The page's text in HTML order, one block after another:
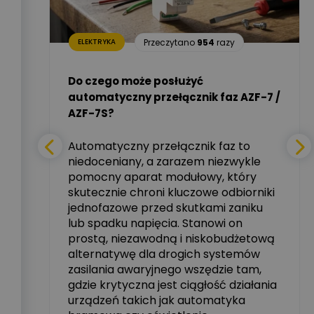
Dariusz Placek
Ekspert mgr inż.
elektronik i informatyk,
Hager Polska Sp. z o.o.
Zadaj pytanie
Ekspert
Ekspert ABB
Ekspert, ABB Zadaj pytanie
Michał Szulborski
Ekspert ETI - Dr inż. w
dziedzinie Aparatów
Elektrycznych / Senior
R&D Scientist / Product
Manager
Zadaj pytanie
ELEKTRYKA Przeczytano 954 razy
Do czego może posłużyć
automatyczny przełącznik faz AZF-7 /
AZF-7S?
Automatyczny przełącznik faz to
niedoceniany, a zarazem niezwykle
pomocny aparat modułowy, który
skutecznie chroni kluczowe odbiorniki
jednofazowe przed skutkami zaniku
lub spadku napięcia. Stanowi on
prostą, niezawodną i niskobudżetową
alternatywę dla drogich systemów
zasilania awaryjnego wszędzie tam,
gdzie krytyczna jest ciągłość działania
urządzeń takich jak automatyka